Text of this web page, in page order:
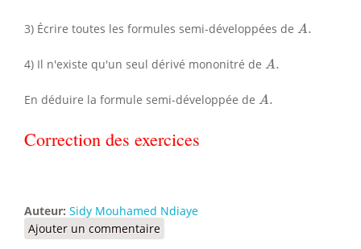
3) Écrire toutes les formules semi-développées de A.
A
4) Il n'existe qu'un seul dérivé mononitré de A.
A
En déduire la formule semi-développée de A.
A
Correction des exercices
Auteur: Sidy Mouhamed Ndiaye
Ajouter un commentaire